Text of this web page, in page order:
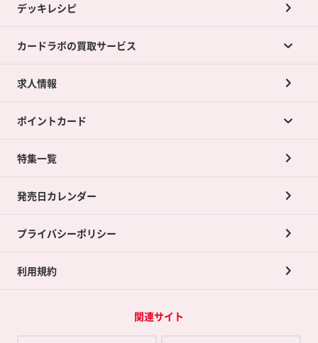
デッキレシピ
カードラボの買取サービス
カードラボの買取サービスTOP
店舗買取について
ネット買取について
買取承諾書について
求人情報
ポイントカード
ポイントカードTOP
ポイント交換景品
特集一覧
発売日カレンダー
プライバシーポリシー
利用規約
関連サイト